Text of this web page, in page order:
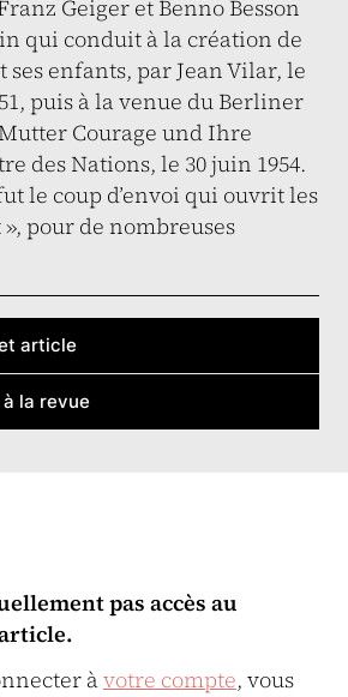
Geiger et Benno Besson
qui conduit à la création de
ses enfants, par Jean Vilar, le
puis à la venue du Berliner
Courage und Ihre
des Nations, le 30 juin 1954.
le coup d’envoi qui ouvrit les
pour de nombreuses
article
la revue
pas accès au
àvotre compte, vous